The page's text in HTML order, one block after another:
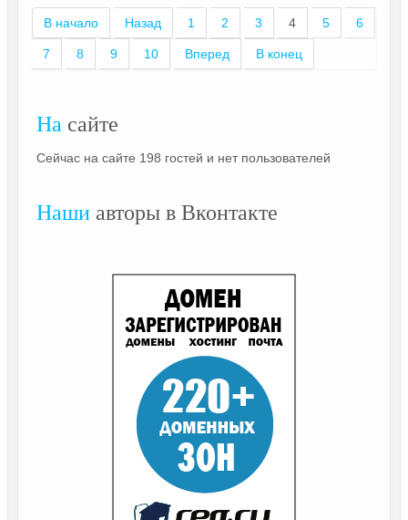
В начало Назад 1 2 3 4 5 6
7 8 9 10 Вперед В конец
На сайте
Сейчас на сайте 198 гостей и нет пользователей
Наши авторы в Вконтакте